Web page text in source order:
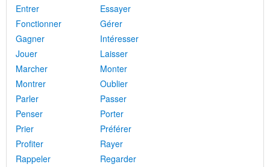
Entrer
Essayer
Fonctionner
Gérer
Gagner
Intéresser
Jouer
Laisser
Marcher
Monter
Montrer
Oublier
Parler
Passer
Penser
Porter
Prier
Préférer
Profiter
Rayer
Rappeler
Regarder